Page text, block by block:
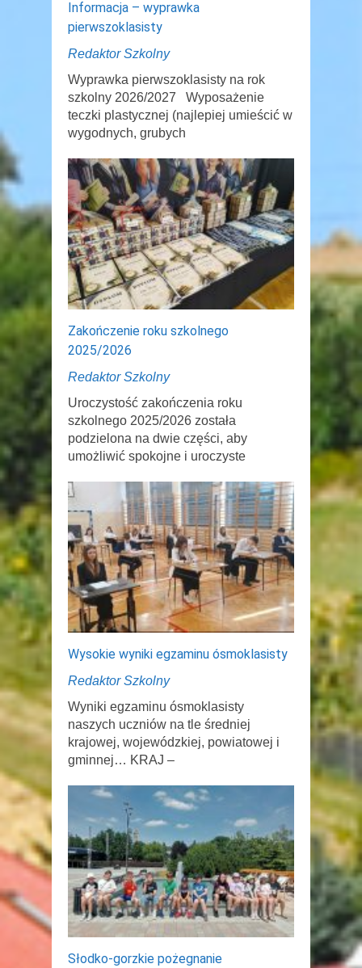
Informacja – wyprawka
pierwszoklasisty
Redaktor Szkolny
Wyprawka pierwszoklasisty na rok
szkolny 2026/2027 Wyposażenie
teczki plastycznej (najlepiej umieścić w
wygodnych, grubych
Zakończenie roku szkolnego
2025/2026
Redaktor Szkolny
Uroczystość zakończenia roku
szkolnego 2025/2026 została
podzielona na dwie części, aby
umożliwić spokojne i uroczyste
Wysokie wyniki egzaminu ósmoklasisty
Redaktor Szkolny
Wyniki egzaminu ósmoklasisty
naszych uczniów na tle średniej
krajowej, wojewódzkiej, powiatowej i
gminnej… KRAJ –
Słodko-gorzkie pożegnanie